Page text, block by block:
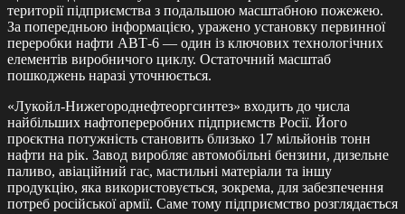
території підприємства з подальшою масштабною пожежею.
За попередньою інформацією, уражено установку первинної
переробки нафти АВТ-6 — один із ключових технологічних
елементів виробничого циклу. Остаточний масштаб
пошкоджень наразі уточнюється.
«Лукойл-Нижегороднефтеоргсинтез» входить до числа
найбільших нафтопереробних підприємств Росії. Його
проєктна потужність становить близько 17 мільйонів тонн
нафти на рік. Завод виробляє автомобільні бензини, дизельне
паливо, авіаційний гас, мастильні матеріали та іншу
продукцію, яка використовується, зокрема, для забезпечення
потреб російської армії. Саме тому підприємство розглядається